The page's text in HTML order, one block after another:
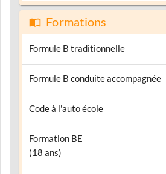
Formations
Formule B traditionnelle
Formule B conduite accompagnée
Code à l'auto école
Formation BE
(18 ans)